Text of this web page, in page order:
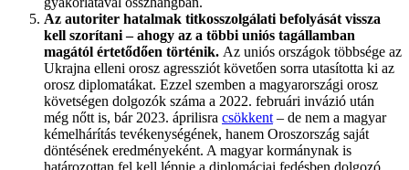
Az autoriter hatalmak titkosszolgálati befolyását vissza
kell szorítani – ahogy az a többi uniós tagállamban
magától értetődően történik. Az uniós országok többsége az
Ukrajna elleni orosz agressziót követően sorra utasította ki az
orosz diplomatákat. Ezzel szemben a magyarországi orosz
követségen dolgozók száma a 2022. februári invázió után
még nőtt is, bár 2023. áprilisra csökkent – de nem a magyar
kémelhárítás tevékenységének, hanem Oroszország saját
döntésének eredményeként. A magyar kormánynak is
határozottan fel kell lépnie a diplomáciai fedésben dolgozó